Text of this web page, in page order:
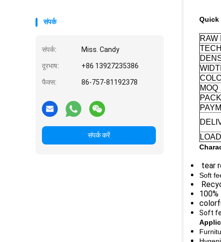
संपर्क
संपर्क: Miss. Candy
दूरभाष: +86 13927235386
फैक्स: 86-757-81192378
संपर्क करें
Quick
RAW
MOQ
tear
Soft
Soft